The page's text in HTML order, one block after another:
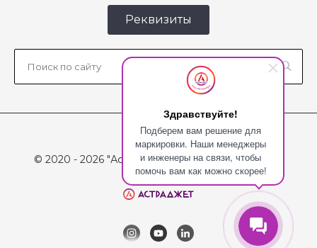
Здравствуйте!
Подберем вам решение для
маркировки. Наши менеджеры
и инженеры на связи, чтобы
помочь вам как можно скорее!
Реквизиты
© 2020 - 2026 "Астраджет", Все права защищены